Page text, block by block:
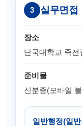
3 실무면접
장소
단국대학교 죽전
준비물
신분증(모바일
일반행정(일